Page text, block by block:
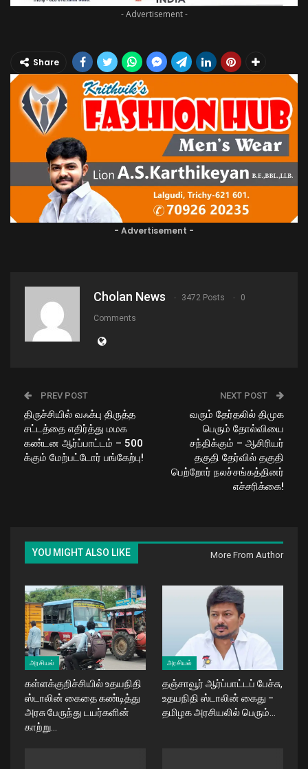
- Advertisement -
Share
- Advertisement -
Cholan News 3472 Posts 0
Comments
PREV POST
திருச்சியில் வஃக்பு திருத்த
சட்டத்தை எதிர்த்து மமக
கண்டன ஆர்ப்பாட்டம் – 500
க்கும் மேற்பட்டோர் பங்கேற்பு!
NEXT POST
வரும் தேர்தலில் திமுக
பெரும் தோல்வியை
சந்திக்கும் – ஆசிரியர்
தகுதி தேர்வில் தகுதி
பெற்றோர் நலச்சங்கத்தினர்
எச்சரிக்கை!
YOU MIGHT ALSO LIKE More From Author
அரசியல்
கள்ளக்குறிச்சியில் உதயநிதி
ஸ்டாலின் கைதை கண்டித்து
அரசு பேருந்து டயர்களின்
காற்று…
அரசியல்
தஞ்சாவூர் ஆர்ப்பாட்டப் பேச்சு,
உதயநிதி ஸ்டாலின் கைது –
தமிழக அரசியலில் பெரும்…